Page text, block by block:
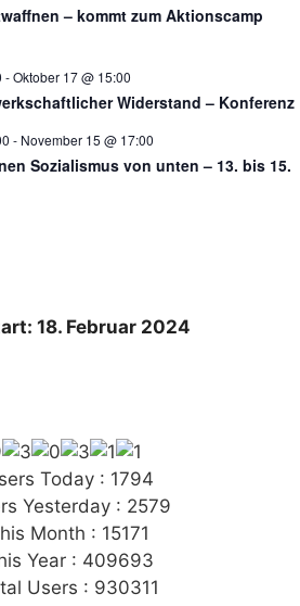
– kommt zum Aktionscamp
-Oktober 17 @ 15:00
Widerstand – Konferenz
- November 15 @ 17:00
Sozialismus von unten – 13. bis 15.
18. Februar 2024
Today : 1794
Yesterday : 2579
Month : 15171
Year : 409693
Users : 930311